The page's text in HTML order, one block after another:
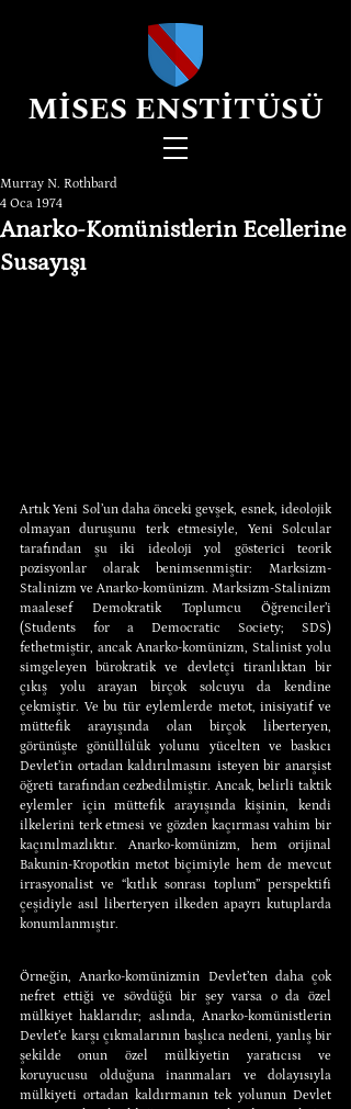
MİSES ENSTİTÜSÜ
Anarko-Komünistlerin Ecellerine
Susayışı
Murray N. Rothbard
4 Oca 1974
Artık Yeni Sol’un daha önceki gevşek, esnek, ideolojik
olmayan duruşunu terk etmesiyle, Yeni Solcular
tarafından şu iki ideoloji yol gösterici teorik
pozisyonlar olarak benimsenmiştir: Marksizm-
Stalinizm ve Anarko-komünizm. Marksizm-Stalinizm
maalesef Demokratik Toplumcu Öğrenciler’i
(Students for a Democratic Society; SDS)
fethetmiştir, ancak Anarko-komünizm, Stalinist yolu
simgeleyen bürokratik ve devletçi tiranlıktan bir
çıkış yolu arayan birçok solcuyu da kendine
çekmiştir. Ve bu tür eylemlerde metot, inisiyatif ve
müttefik arayışında olan birçok liberteryen,
görünüşte gönüllülük yolunu yücelten ve baskıcı
Devlet’in ortadan kaldırılmasını isteyen bir anarşist
öğreti tarafından cezbedilmiştir. Ancak, belirli taktik
eylemler için müttefik arayışında kişinin, kendi
ilkelerini terk etmesi ve gözden kaçırması vahim bir
kaçınılmazlıktır. Anarko-komünizm, hem orijinal
Bakunin-Kropotkin metot biçimiyle hem de mevcut
irrasyonalist ve “kıtlık sonrası toplum” perspektifi
çeşidiyle asıl liberteryen ilkeden apayrı kutuplarda
konumlanmıştır.
Örneğin, Anarko-komünizmin Devlet’ten daha çok
nefret ettiği ve sövdüğü bir şey varsa o da özel
mülkiyet haklarıdır; aslında, Anarko-komünistlerin
Devlet’e karşı çıkmalarının başlıca nedeni, yanlış bir
şekilde onun özel mülkiyetin yaratıcısı ve
koruyucusu olduğuna inanmaları ve dolayısıyla
mülkiyeti ortadan kaldırmanın tek yolunun Devlet